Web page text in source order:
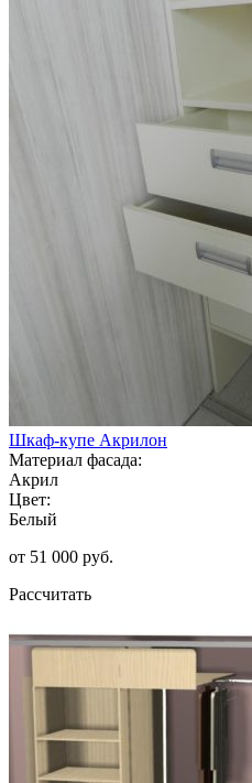
Шкаф-купе Акрилон
Материал фасада:
Акрил
Цвет:
Белый
от 51 000 руб.
Рассчитать